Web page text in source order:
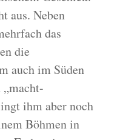
aus. Neben
das
die
auch im Süden
„macht-
ihm aber noch
Böhmen in